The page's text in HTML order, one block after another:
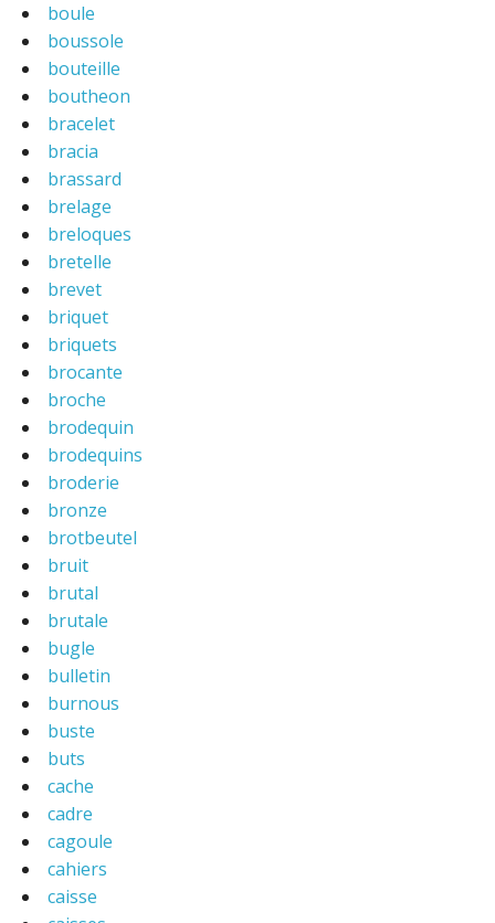
boule
boussole
bouteille
boutheon
bracelet
bracia
brassard
brelage
breloques
bretelle
brevet
briquet
briquets
brocante
broche
brodequin
brodequins
broderie
bronze
brotbeutel
bruit
brutal
brutale
bugle
bulletin
burnous
buste
buts
cache
cadre
cagoule
cahiers
caisse